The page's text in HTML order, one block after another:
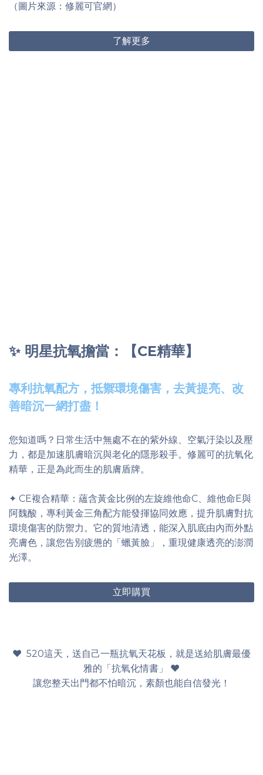
（圖片來源：修麗可官網）
了解更多
✨ 明星抗氧擔當：【CE精華】
專利抗氧配方，抵禦環境傷害，去黃提亮、改
善暗沉一網打盡！
您知道嗎？日常生活中無處不在的紫外線、空氣汙染以及壓
力，都是加速肌膚暗沉與老化的隱形殺手。修麗可的抗氧化
精華，正是為此而生的肌膚盾牌。
✦ CE複合精華：蘊含黃金比例的左旋維他命C、維他命E與
阿魏酸，專利黃金三角配方能發揮協同效應，提升肌膚對抗
環境傷害的防禦力。它的質地清透，能深入肌底由內而外點
亮膚色，讓您告別疲憊的「蠟黃臉」，重現健康透亮的澎潤
光澤。
立即購買
♥ 520這天，送自己一瓶抗氧天花板，就是送給肌膚最優
雅的「抗氧化情書」 ♥
讓您整天出門都不怕暗沉，素顏也能自信發光！